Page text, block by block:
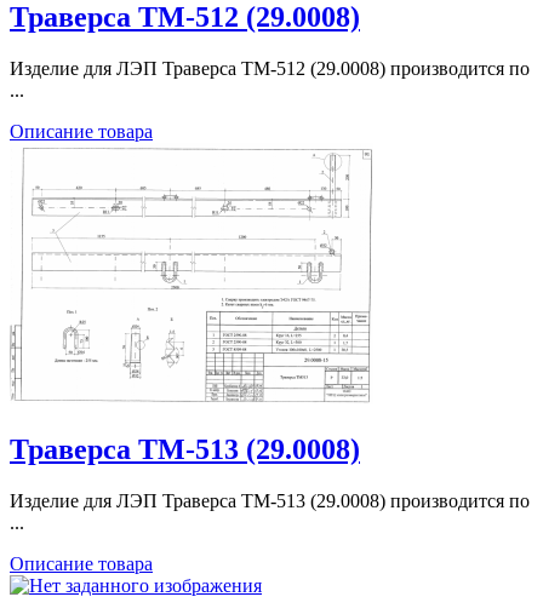
Траверса ТМ-512 (29.0008)
Изделие для ЛЭП Траверса ТМ-512 (29.0008) производится по
...
Описание товара
Траверса ТМ-513 (29.0008)
Изделие для ЛЭП Траверса ТМ-513 (29.0008) производится по
...
Описание товара